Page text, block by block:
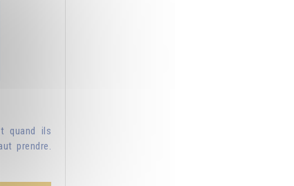
quand ils
prendre.